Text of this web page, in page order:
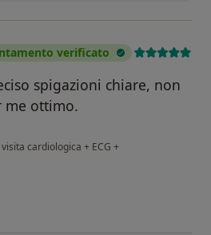
verificato
spigazioni chiare, non
me ottimo.
visita cardiologica + ECG +
Roberto F.